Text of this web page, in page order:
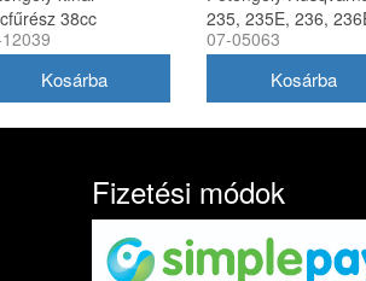
38cc
235, 235E, 236,
240, 240E
07-05063
Fizetési módok